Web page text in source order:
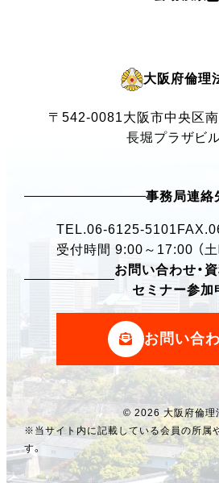
大阪府倫理
〒542-0081大阪市中央区
長堀プラザビ
事務局連絡
TEL.06-6125-5101
受付時間 9:00～17:00 （土
お問い合わせ・
セミナー参加
お問い合
© 2026 大阪府倫理
※当サイト内に記載している会員の所属
す。